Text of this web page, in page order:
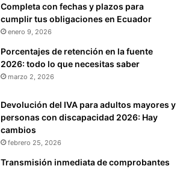
Completa con fechas y plazos para
cumplir tus obligaciones en Ecuador
enero 9, 2026
Porcentajes de retención en la fuente
2026: todo lo que necesitas saber
marzo 2, 2026
Devolución del IVA para adultos mayores y
personas con discapacidad 2026: Hay
cambios
febrero 25, 2026
Transmisión inmediata de comprobantes